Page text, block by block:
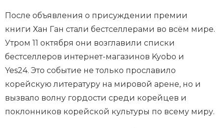
После объявления о присуждении премии
книги Хан Ган стали бестселлерами во всём мире.
Утром 11 октября они возглавили списки
бестселлеров интернет-магазинов Kyobo и
Yes24. Это событие не только прославило
корейскую литературу на мировой арене, но и
вызвало волну гордости среди корейцев и
поклонников корейской культуры по всему миру.